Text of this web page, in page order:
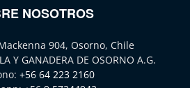
NOSOTROS
904, Osorno, Chile
Y GANADERA DE OSORNO A.G.
+56 64 223 2160